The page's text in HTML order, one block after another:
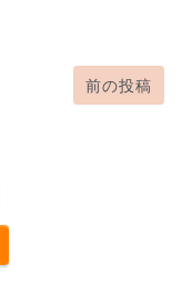
前の投稿